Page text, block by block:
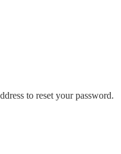
to reset your password.